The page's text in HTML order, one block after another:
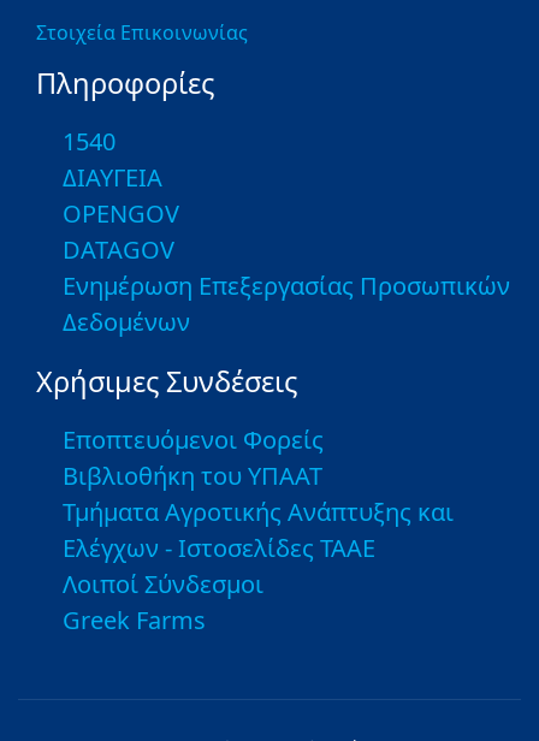
Στοιχεία Επικοινωνίας
Πληροφορίες
1540
ΔΙΑΥΓΕΙΑ
OPENGOV
DATAGOV
Ενημέρωση Επεξεργασίας Προσωπικών
Δεδομένων
Χρήσιμες Συνδέσεις
Εποπτευόμενοι Φορείς
Βιβλιοθήκη του ΥΠΑΑΤ
Τμήματα Αγροτικής Ανάπτυξης και
Ελέγχων - Ιστοσελίδες ΤΑΑΕ
Λοιποί Σύνδεσμοι
Greek Farms